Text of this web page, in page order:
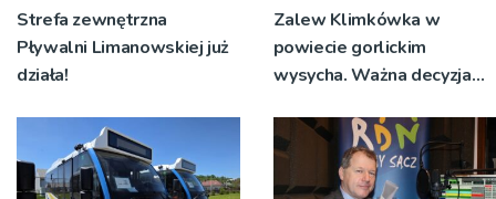
Strefa zewnętrzna
Pływalni Limanowskiej już
działa!
Zalew Klimkówka w
powiecie gorlickim
wysycha. Ważna decyzja